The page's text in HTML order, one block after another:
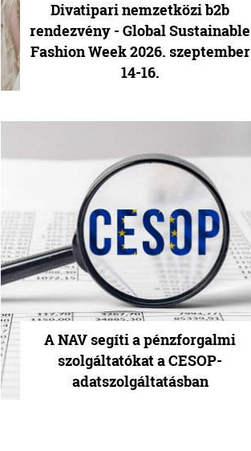
Divatipari nemzetközi b2b
rendezvény - Global Sustainable
Fashion Week 2026. szeptember
14-16.
A NAV segíti a pénzforgalmi
szolgáltatókat a CESOP-
adatszolgáltatásban